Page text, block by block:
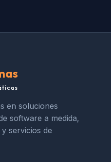
en soluciones
software a medida,
servicios de